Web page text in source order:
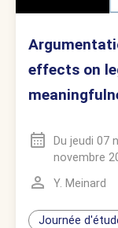
effects on
Du jeudi 07
novembre
Y. Meinard
Journée